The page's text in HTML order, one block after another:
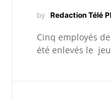
by Redaction Télé
Cinq employés
été enlevés le